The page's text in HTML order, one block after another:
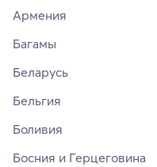
Армения
Багамы
Беларусь
Бельгия
Боливия
Босния и Герцеговина